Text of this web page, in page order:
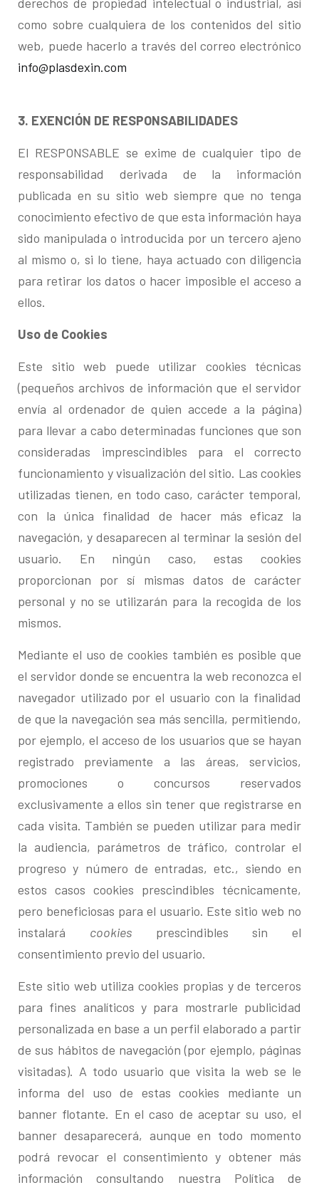
como sobre cualquiera de los contenidos del sitio
web, puede hacerlo a través del correo electrónico
info@plasdexin.com
3. EXENCIÓN DE RESPONSABILIDADES
El RESPONSABLE se exime de cualquier tipo de
responsabilidad derivada de la información
publicada en su sitio web siempre que no tenga
conocimiento efectivo de que esta información haya
sido manipulada o introducida por un tercero ajeno
al mismo o, si lo tiene, haya actuado con diligencia
para retirar los datos o hacer imposible el acceso a
ellos.
Uso de Cookies
Este sitio web puede utilizar cookies técnicas
(pequeños archivos de información que el servidor
envía al ordenador de quien accede a la página)
para llevar a cabo determinadas funciones que son
consideradas imprescindibles para el correcto
funcionamiento y visualización del sitio. Las cookies
utilizadas tienen, en todo caso, carácter temporal,
con la única finalidad de hacer más eficaz la
navegación, y desaparecen al terminar la sesión del
usuario. En ningún caso, estas cookies
proporcionan por sí mismas datos de carácter
personal y no se utilizarán para la recogida de los
mismos.
Mediante el uso de cookies también es posible que
el servidor donde se encuentra la web reconozca el
navegador utilizado por el usuario con la finalidad
de que la navegación sea más sencilla, permitiendo,
por ejemplo, el acceso de los usuarios que se hayan
registrado previamente a las áreas, servicios,
promociones o concursos reservados
exclusivamente a ellos sin tener que registrarse en
cada visita. También se pueden utilizar para medir
la audiencia, parámetros de tráfico, controlar el
progreso y número de entradas, etc., siendo en
estos casos cookies prescindibles técnicamente,
pero beneficiosas para el usuario. Este sitio web no
instalará cookiesprescindibles sin el
consentimiento previo del usuario.
Este sitio web utiliza cookies propias y de terceros
para fines analíticos y para mostrarle publicidad
personalizada en base a un perfil elaborado a partir
de sus hábitos de navegación (por ejemplo, páginas
visitadas). A todo usuario que visita la web se le
informa del uso de estas cookies mediante un
banner flotante. En el caso de aceptar su uso, el
banner desaparecerá, aunque en todo momento
podrá revocar el consentimiento y obtener más
información consultando nuestra Política de